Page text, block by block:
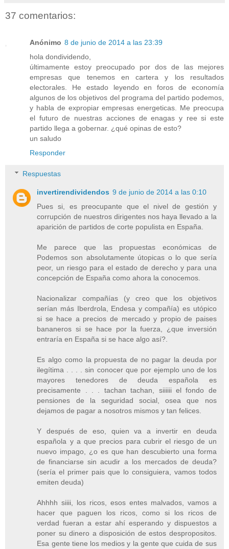
37 comentarios:
Anónimo 8 de junio de 2014 a las 23:39
hola dondividendo,
últimamente estoy preocupado por dos de las mejores
empresas que tenemos en cartera y los resultados
electorales. He estado leyendo en foros de economía
algunos de los objetivos del programa del partido podemos,
y habla de expropiar empresas energeticas. Me preocupa
el futuro de nuestras acciones de enagas y ree si este
partido llega a gobernar. ¿qué opinas de esto?
un saludo
Responder
Respuestas
invertirendividendos 9 de junio de 2014 a las 0:10
Pues si, es preocupante que el nivel de gestión y
corrupción de nuestros dirigentes nos haya llevado a la
aparición de partidos de corte populista en España.
Me parece que las propuestas económicas de
Podemos son absolutamente útopicas o lo que sería
peor, un riesgo para el estado de derecho y para una
concepción de España como ahora la conocemos.
Nacionalizar compañías (y creo que los objetivos
serían más Iberdrola, Endesa y compañía) es utópico
si se hace a precios de mercado y propio de paises
bananeros si se hace por la fuerza, ¿que inversión
entraría en España si se hace algo así?.
Es algo como la propuesta de no pagar la deuda por
ilegítima . . . . sin conocer que por ejemplo uno de los
mayores tenedores de deuda española es
precisamente . . . tachan tachan, siiiiii el fondo de
pensiones de la seguridad social, osea que nos
dejamos de pagar a nosotros mismos y tan felices.
Y después de eso, quien va a invertir en deuda
española y a que precios para cubrir el riesgo de un
nuevo impago, ¿o es que han descubierto una forma
de financiarse sin acudir a los mercados de deuda?
(sería el primer pais que lo consiguiera, vamos todos
emiten deuda)
Ahhhh siiii, los ricos, esos entes malvados, vamos a
hacer que paguen los ricos, como si los ricos de
verdad fueran a estar ahí esperando y dispuestos a
poner su dinero a disposición de estos despropositos.
Esa gente tiene los medios y la gente que cuida de sus